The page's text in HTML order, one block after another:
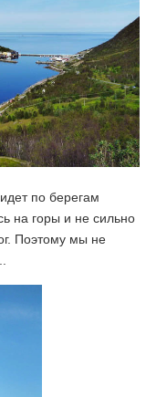
по берегам
на горы и не сильно
Поэтому мы не